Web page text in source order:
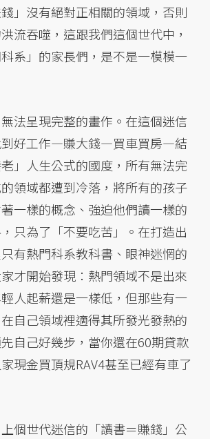
」沒有絕對正相關的領域，否則
流吞噬，這跟我們這個世代中，
系」的家長們，是不是一模模一
法呈現完整的畫作。在這個迷信
到好工作—賺大錢—買車買房—結
」人生公式的國度，所有無法完
領域都遭到冷落，將所有的孩子
一樣的概念、強迫他們讀一樣的
只為了「不要吃苦」。在打造出
有熱門科系教科書、眼神迷惘的
才開始發現：熱門領域不是出來
人起薪還是一樣低，但那些有一
自己領域裡適得其所發光發熱的
自己好幾步，當你還在60期貸款
現金買頂規RAV4甚至已經有車了
個世代迷信的「讀書＝賺錢」公